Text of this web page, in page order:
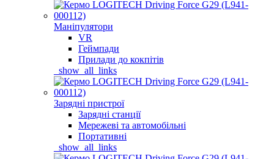
Маніпулятори
VR
Геймпади
Прилади до кокпітів
_show_all_links
Зарядні пристрої
Зарядні станції
Мережеві та автомобільні
Портативні
_show_all_links